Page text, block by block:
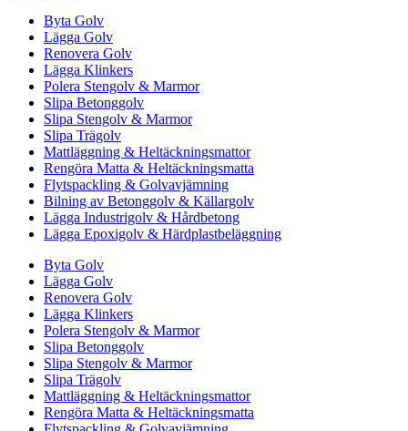
Byta Golv
Lägga Golv
Renovera Golv
Lägga Klinkers
Polera Stengolv & Marmor
Slipa Betonggolv
Slipa Stengolv & Marmor
Slipa Trägolv
Mattläggning & Heltäckningsmattor
Rengöra Matta & Heltäckningsmatta
Flytspackling & Golvavjämning
Bilning av Betonggolv & Källargolv
Lägga Industrigolv & Hårdbetong
Lägga Epoxigolv & Härdplastbeläggning
Byta Golv
Lägga Golv
Renovera Golv
Lägga Klinkers
Polera Stengolv & Marmor
Slipa Betonggolv
Slipa Stengolv & Marmor
Slipa Trägolv
Mattläggning & Heltäckningsmattor
Rengöra Matta & Heltäckningsmatta